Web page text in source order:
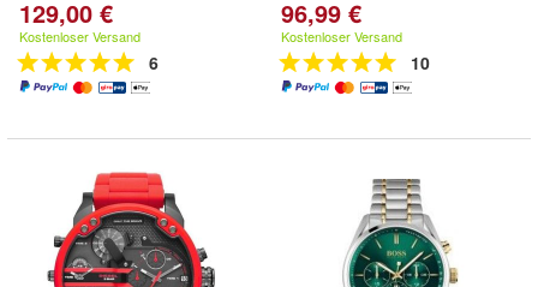
129,00 €
Kostenloser Versand
6
96,99 €
Kostenloser Versand
10